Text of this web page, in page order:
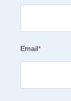
Email*